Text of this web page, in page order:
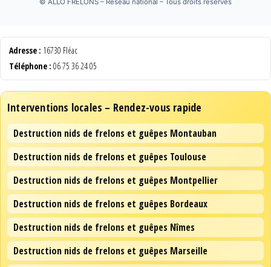
© ALLO FRELONS – Réseau national – Tous droits réservés
Adresse : 16730 Fléac
Téléphone : 06 75 36 24 05
Interventions locales – Rendez-vous rapide
Destruction nids de frelons et guêpes Montauban
Destruction nids de frelons et guêpes Toulouse
Destruction nids de frelons et guêpes Montpellier
Destruction nids de frelons et guêpes Bordeaux
Destruction nids de frelons et guêpes Nîmes
Destruction nids de frelons et guêpes Marseille